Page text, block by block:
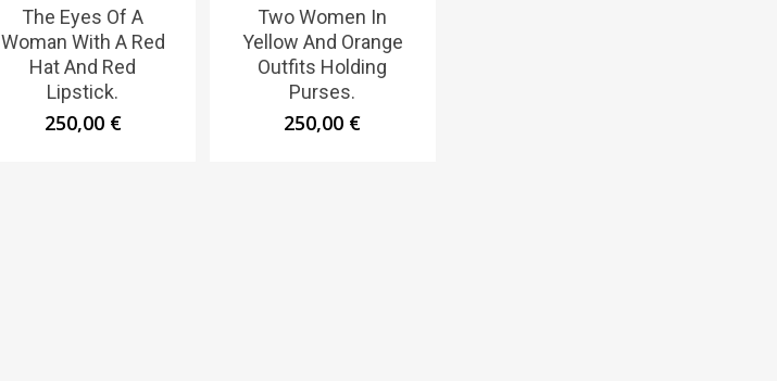
The Eyes Of A
Woman With A Red
Hat And Red
Lipstick.
250,00 €
Two Women In
Yellow And Orange
Outfits Holding
Purses.
250,00 €